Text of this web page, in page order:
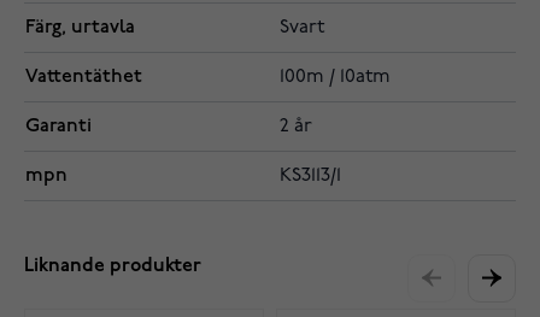
Färg, urtavla Svart
Vattentäthet 100m / 10atm
Garanti 2 år
mpn KS3113/1
Liknande produkter